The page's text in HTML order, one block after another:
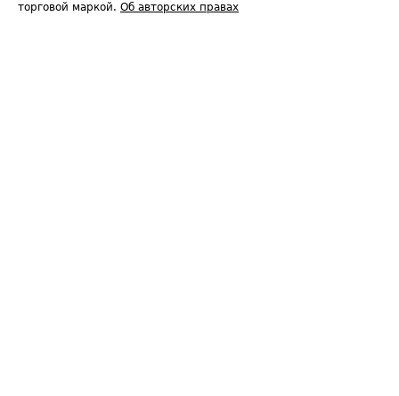
торговой маркой. Об авторских правах